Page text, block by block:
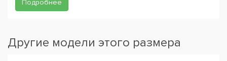
Подробнее
Другие модели этого размера